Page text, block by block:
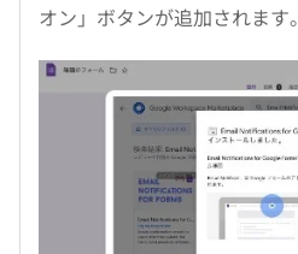
オン」ボタンが追加されます。